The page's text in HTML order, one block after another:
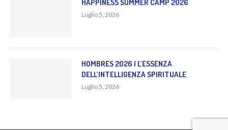
HAPPINESS SUMMER CAMP 2026
Luglio 5, 2026
HOMBRES 2026 | L’ESSENZA
DELL’INTELLIGENZA SPIRITUALE
Luglio 5, 2026